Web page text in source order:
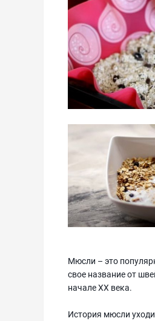
Мюсли – это
свое название от
начале XX века.
История мюсли